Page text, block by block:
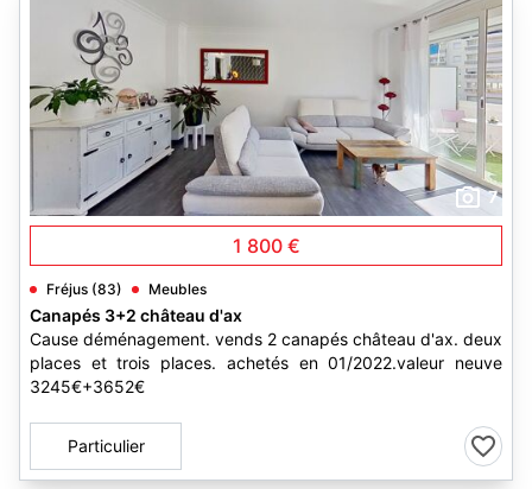
7
1 800 €
Fréjus (83) Meubles
Canapés 3+2 château d'ax
Cause déménagement. vends 2 canapés château d'ax. deux
places et trois places. achetés en 01/2022.valeur neuve
3245€+3652€
Particulier